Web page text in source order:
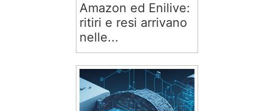
Amazon ed Enilive:
ritiri e resi arrivano
nelle...